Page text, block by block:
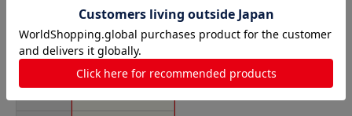
ヒカリ紙工 シール S
（ご注文単位1袋）